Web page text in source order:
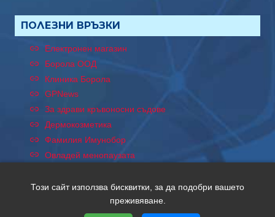
ПОЛЕЗНИ ВРЪЗКИ
Електронен магазин
Борола ООД
Клиника Борола
GPNews
За здрави кръвоносни съдове
Дермокозметика
Фамилия Имунобор
Овладей менопаузата
Copyright © 2026 Хептен. Всички права запазени. Уеб
Този сайт използва бисквитки, за да подобри вашето
преживяване.